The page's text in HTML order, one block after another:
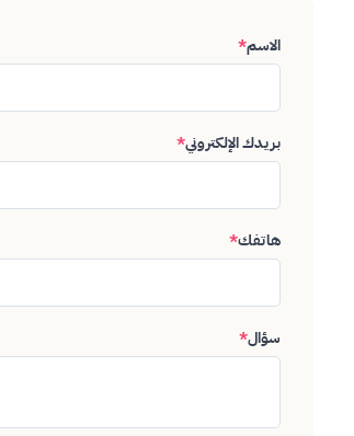
الاسم*
بريدك الإلكتروني*
هاتفك*
سؤال*